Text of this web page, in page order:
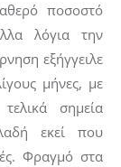
ποσοστό
λόγια την
εξήγγειλε
μήνες, με
σημεία
εκεί που
Φραγμό στα